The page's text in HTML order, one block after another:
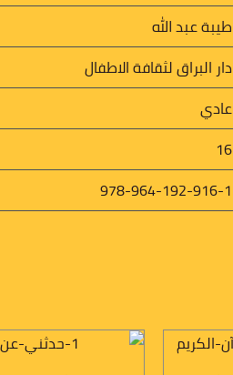
طيبة عبد الله
دار البراق لثقافة الاطفال
عادي
16
978-964-192-916-1